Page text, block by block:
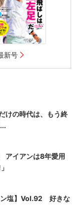
新号
けの時代は、もう終
アイアンは8年愛用
ン塩】Vol.92 好きな